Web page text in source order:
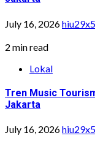
July 16, 2026hiu29x5
2 min read
Lokal
Tren Music
Jakarta
July 16, 2026hiu29x5